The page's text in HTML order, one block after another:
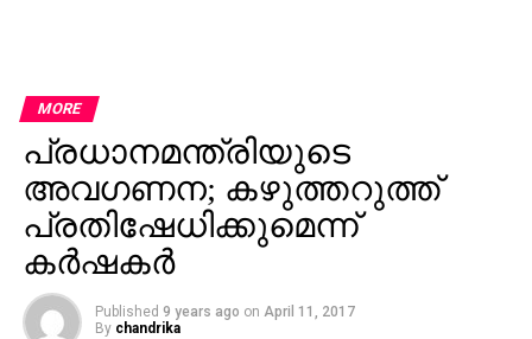
MORE
പ്രധാനമന്ത്രിയുടെ
അവഗണന; കഴുത്തറുത്ത്
പ്രതിഷേധിക്കുമെന്ന്
കര്‍ഷകര്‍
Published 9 years ago on April 11, 2017
By chandrika